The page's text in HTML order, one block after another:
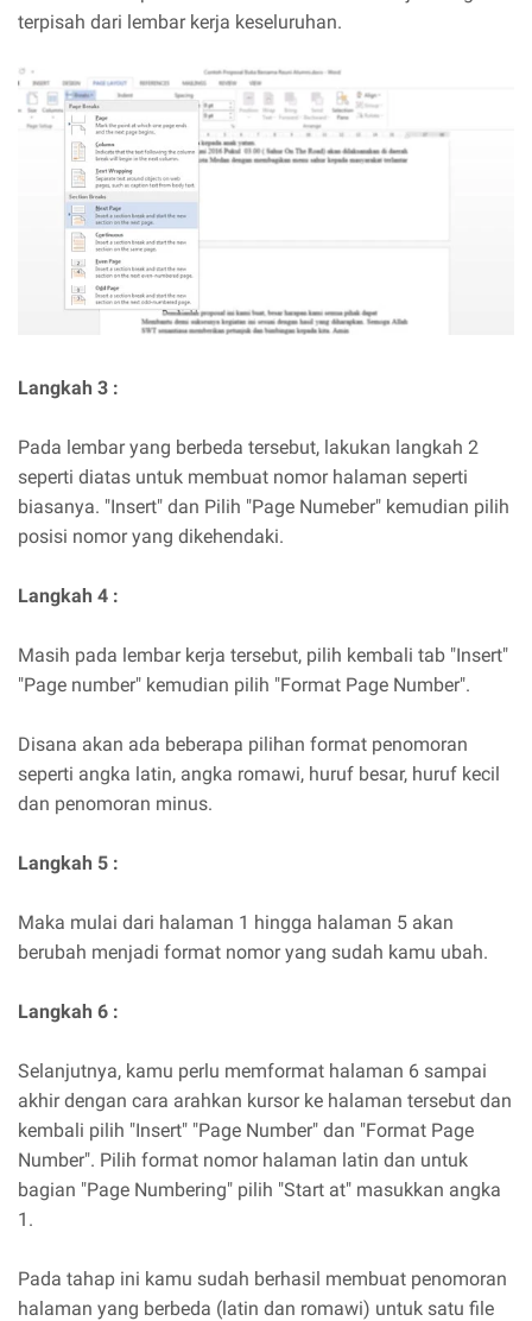
terpisah dari lembar kerja keseluruhan.
Langkah 3 :
Pada lembar yang berbeda tersebut, lakukan langkah 2
seperti diatas untuk membuat nomor halaman seperti
biasanya. "Insert" dan Pilih "Page Numeber" kemudian pilih
posisi nomor yang dikehendaki.
Langkah 4 :
Masih pada lembar kerja tersebut, pilih kembali tab "Insert"
"Page number" kemudian pilih "Format Page Number".
Disana akan ada beberapa pilihan format penomoran
seperti angka latin, angka romawi, huruf besar, huruf kecil
dan penomoran minus.
Langkah 5 :
Maka mulai dari halaman 1 hingga halaman 5 akan
berubah menjadi format nomor yang sudah kamu ubah.
Langkah 6 :
Selanjutnya, kamu perlu memformat halaman 6 sampai
akhir dengan cara arahkan kursor ke halaman tersebut dan
kembali pilih "Insert" "Page Number" dan "Format Page
Number". Pilih format nomor halaman latin dan untuk
bagian "Page Numbering" pilih "Start at" masukkan angka
1.
Pada tahap ini kamu sudah berhasil membuat penomoran
halaman yang berbeda (latin dan romawi) untuk satu file